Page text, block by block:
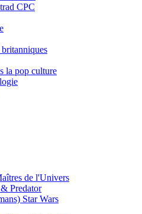
CPC
britanniques
la pop culture
de l'Univers
Predator
Star Wars